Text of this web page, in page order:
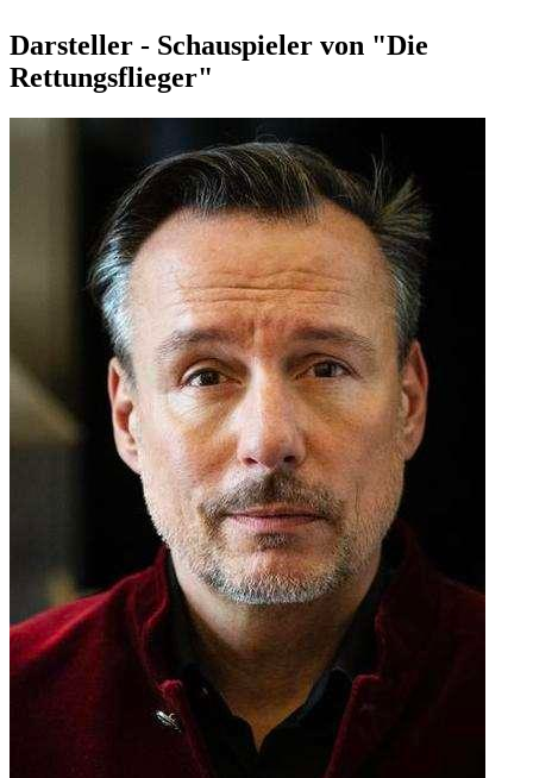
Darsteller - Schauspieler von "Die
Rettungsflieger"